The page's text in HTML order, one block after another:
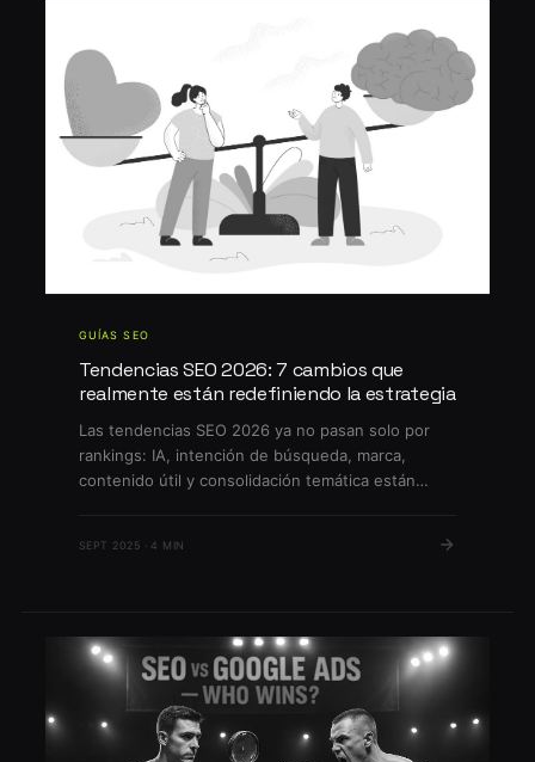
GUÍAS SEO
Tendencias SEO 2026: 7 cambios que
realmente están redefiniendo la estrategia
Las tendencias SEO 2026 ya no pasan solo por
rankings: IA, intención de búsqueda, marca,
contenido útil y consolidación temática están
empresas en Chile.
SEPT 2025 · 4 MIN